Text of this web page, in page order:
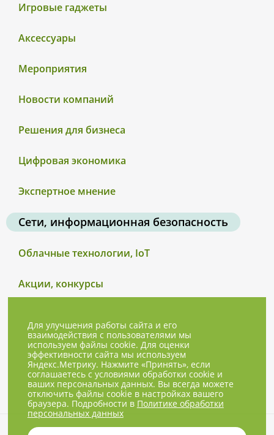
Игровые гаджеты
Аксессуары
Мероприятия
Новости компаний
Решения для бизнеса
Цифровая экономика
Экспертное мнение
Сети, информационная безопасность
Облачные технологии, IoT
Акции, конкурсы
Для улучшения работы сайта и его
взаимодействия с пользователями мы
используем файлы cookie. Для оценки
эффективности сайта мы используем
Яндекс.Метрику. Нажмите «Принять», если
соглашаетесь с условиями обработки cookie и
ваших персональных данных. Вы всегда можете
отключить файлы cookie в настройках вашего
браузера. Подробности в Политике обработки
персональных данных